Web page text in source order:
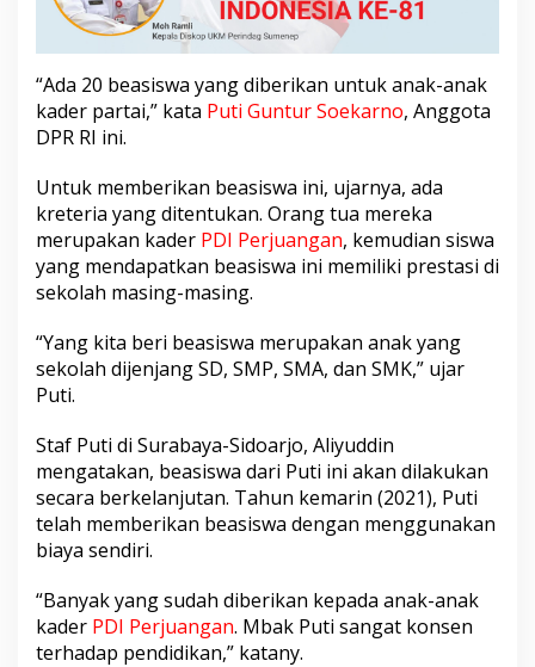
e
r
P
D
I
P
j
u
a
n
g
a
“Ada 20 beasiswa yang diberikan untuk anak-anak
kader partai,” kata Puti Guntur Soekarno, Anggota
DPR RI ini.
Untuk memberikan beasiswa ini, ujarnya, ada
kreteria yang ditentukan. Orang tua mereka
merupakan kader PDI Perjuangan, kemudian siswa
yang mendapatkan beasiswa ini memiliki prestasi di
sekolah masing-masing.
“Yang kita beri beasiswa merupakan anak yang
sekolah dijenjang SD, SMP, SMA, dan SMK,” ujar
Puti.
Staf Puti di Surabaya-Sidoarjo, Aliyuddin
mengatakan, beasiswa dari Puti ini akan dilakukan
secara berkelanjutan. Tahun kemarin (2021), Puti
telah memberikan beasiswa dengan menggunakan
biaya sendiri.
“Banyak yang sudah diberikan kepada anak-anak
kader PDI Perjuangan. Mbak Puti sangat konsen
terhadap pendidikan,” katany.